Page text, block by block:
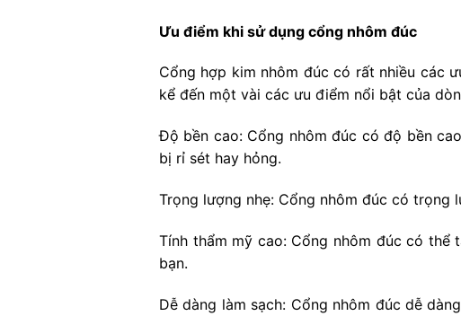
Ưu điểm khi sử dụng cổng nhôm đúc
Cổng hợp kim nhôm đúc có rất nhiều các
kể đến một vài các ưu điểm nổi bật của
Độ bền cao: Cổng nhôm đúc có độ bền
bị rỉ sét hay hỏng.
Trọng lượng nhẹ: Cổng nhôm đúc có trọng
Tính thẩm mỹ cao: Cổng nhôm đúc có thể
bạn.
Dễ dàng làm sạch: Cổng nhôm đúc dễ